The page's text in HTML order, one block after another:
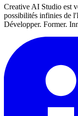
Creative AI Studio est
possibilités infinies de
Développer. Former.